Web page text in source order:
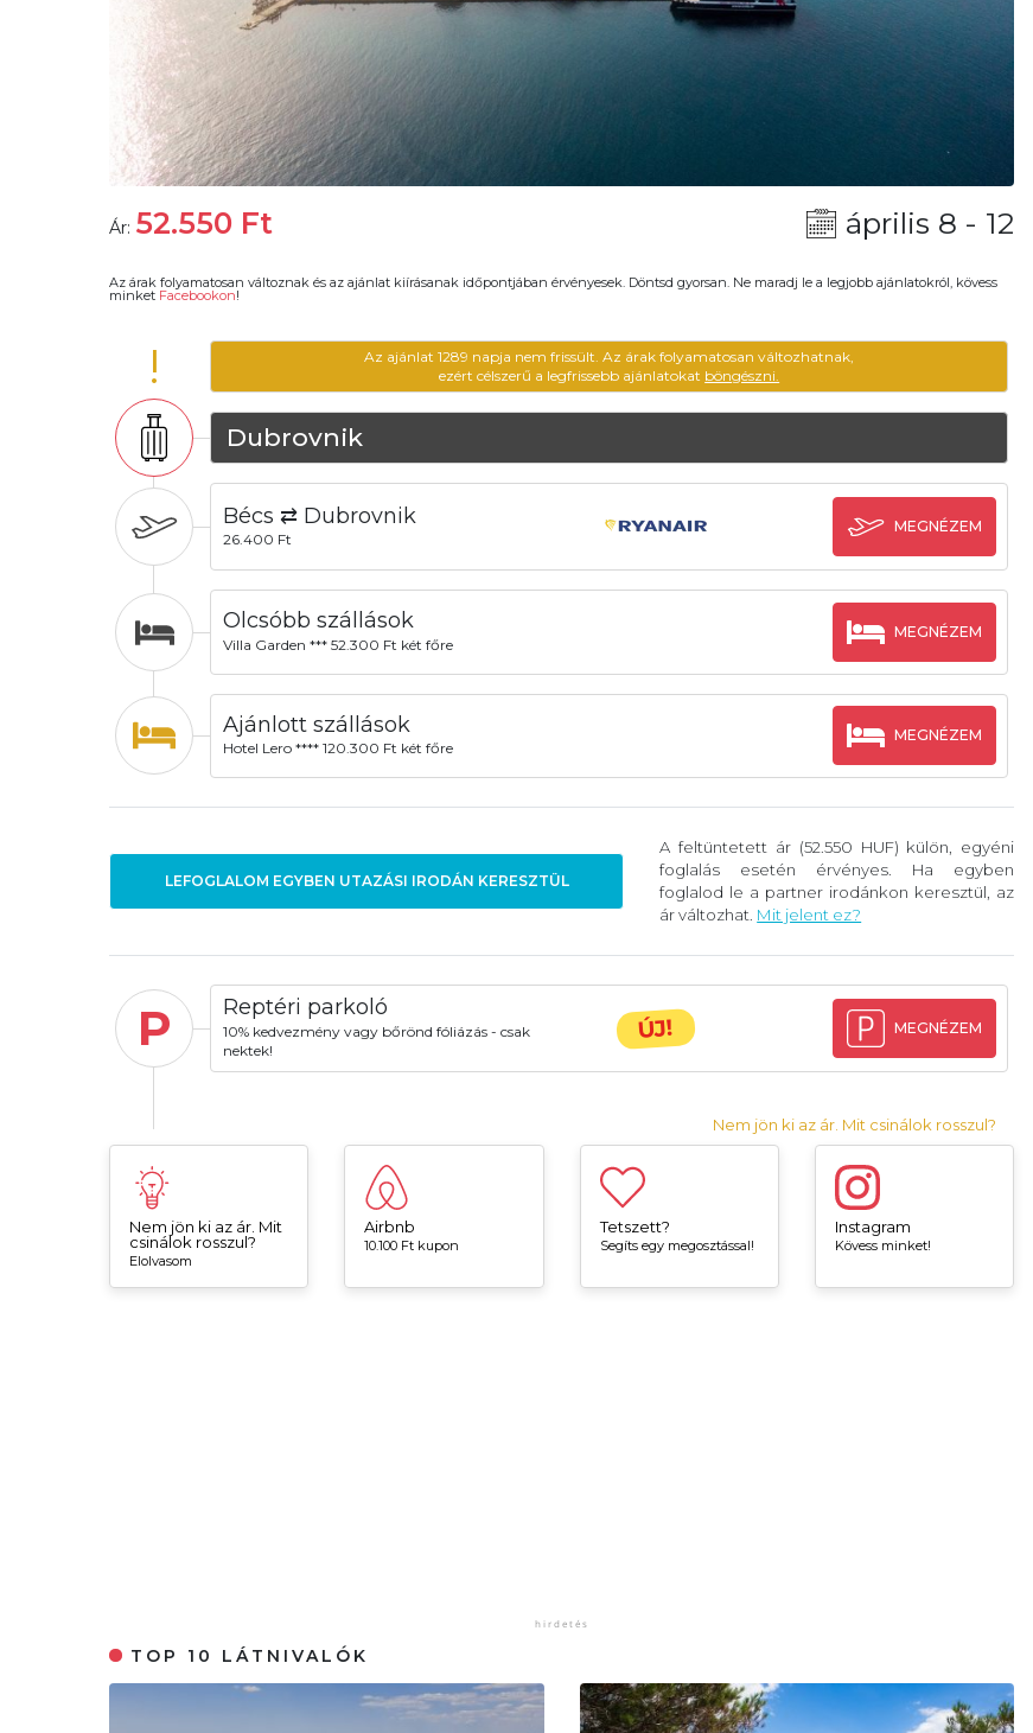
Ár: 52.550 Ft április 8 - 12
Az árak folyamatosan változnak és az ajánlat kiírásanak időpontjában érvényesek. Döntsd gyorsan. Ne maradj le a legjobb ajánlatokról, kövess
minket Facebookon!
!
Az ajánlat 1289 napja nem frissült. Az árak folyamatosan változhatnak,
ezért célszerű a legfrissebb ajánlatokat böngészni.
Dubrovnik
Bécs ⇄ Dubrovnik
26.400 Ft
MEGNÉZEM
Olcsóbb szállások
Villa Garden *** 52.300 Ft két főre
MEGNÉZEM
Ajánlott szállások
Hotel Lero **** 120.300 Ft két főre
MEGNÉZEM
LEFOGLALOM EGYBEN UTAZÁSI IRODÁN KERESZTÜL
A feltüntetett ár (52.550 HUF) külön, egyéni
foglalás esetén érvényes. Ha egyben
foglalod le a partner irodánkon keresztül, az
ár változhat. Mit jelent ez?
P Reptéri parkoló
10% kedvezmény vagy bőrönd fóliázás - csak
nektek!
ÚJ! MEGNÉZEM
Nem jön ki az ár. Mit csinálok rosszul?
Nem jön ki az ár. Mit
csinálok rosszul?
Elolvasom
Airbnb
10.100 Ft kupon
Tetszett?
Segíts egy megosztással!
Instagram
Kövess minket!
TOP 10 LÁTNIVALÓK